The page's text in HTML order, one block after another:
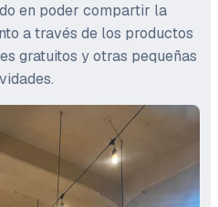
en poder compartir la
a través de los productos
gratuitos y otras pequeñas